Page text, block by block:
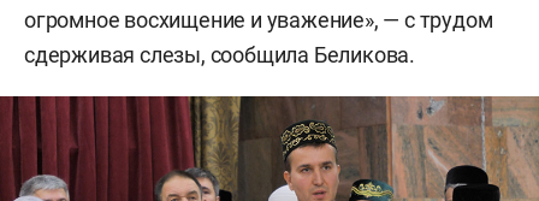
огромное восхищение и уважение», — с трудом
сдерживая слезы, сообщила Беликова.